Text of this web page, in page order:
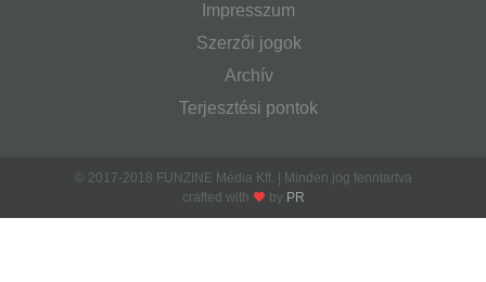
Impresszum
Szerzői jogok
Archív
Terjesztési pontok
© 2017-2018 FUNZINE Média Kft. | Minden jog fenntartva
crafted with
by PR